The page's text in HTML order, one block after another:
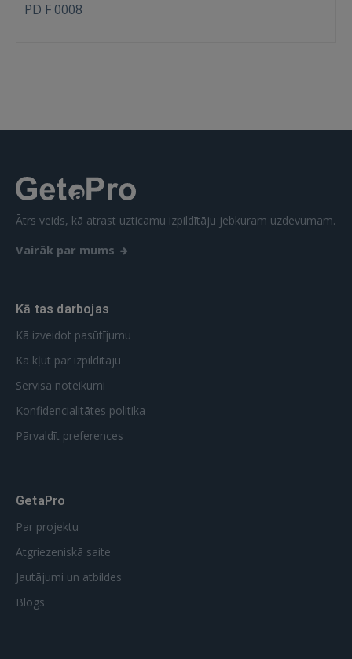
PD F 0008
Ātrs veids, kā atrast uzticamu izpildītāju jebkuram uzdevumam.
Vairāk par mums
Kā tas darbojas
Kā izveidot pasūtījumu
Kā kļūt par izpildītāju
Servisa noteikumi
Konfidencialitātes politika
Pārvaldīt preferences
GetaPro
Par projektu
Atgriezeniskā saite
Jautājumi un atbildes
Blogs